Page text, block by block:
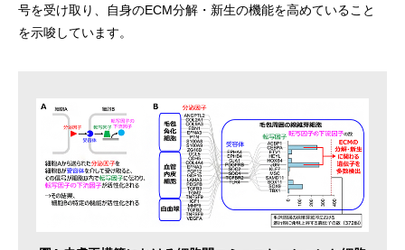
号を受け取り、自身のECM分解・新生の機能を高めていること
を示唆しています。